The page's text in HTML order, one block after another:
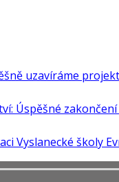
uzavíráme
Úspěšné
Vyslanecké školy